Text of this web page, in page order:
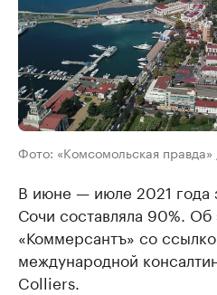
Фото: «Комсомольская
В июне — июле 2021 года
Сочи составляла 90%.
«Коммерсантъ» со
международной
Colliers.